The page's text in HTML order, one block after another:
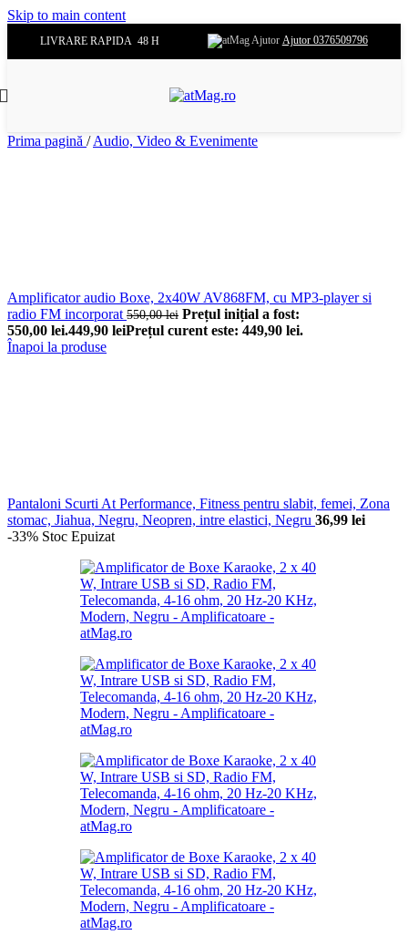
Skip to main content
LIVRARE RAPIDA 48 H Ajutor 0376509796
Prima pagină / Audio, Video & Evenimente
Amplificator audio Boxe, 2x40W AV868FM, cu MP3-player si
radio FM incorporat 550,00lei Prețul inițial a fost:
550,00 lei.449,90 leiPrețul curent este: 449,90 lei.
Înapoi la produse
Pantaloni Scurti At Performance, Fitness pentru slabit, femei, Zona
stomac, Jiahua, Negru, Neopren, intre elastici, Negru 36,99 lei
-33% Stoc Epuizat